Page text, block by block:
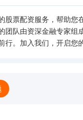
票配资服务，帮助您
队由资深金融专家组
。加入我们，开启您